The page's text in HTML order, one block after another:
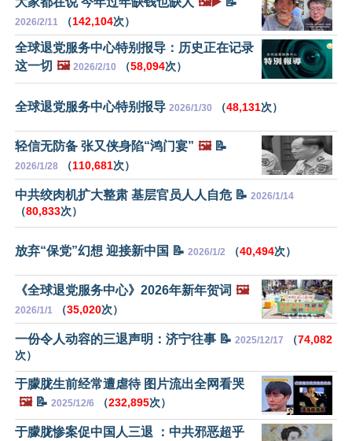
2026/2/11 （142,104次）
全球退党服务中心特别报导：历史正在记录
这一切 🖼️ 2026/2/10 （58,094次）
全球退党服务中心特别报导 2026/1/30 （48,131次）
轻信无防备 张又侠身陷“鸿门宴” 🖼️📝
2026/1/28 （110,681次）
中共绞肉机扩大整肃 基层官员人人自危 📝 2026/1/14
（80,833次）
放弃“保党”幻想 迎接新中国 📝 2026/1/2 （40,494次）
《全球退党服务中心》2026年新年贺词 🖼️
2026/1/1 （35,020次）
一份令人动容的三退声明：济宁往事 📝 2025/12/17 （74,082
次）
于朦胧生前经常遭虐待 图片流出全网看哭
🖼️📝 2025/12/6 （232,895次）
于朦胧惨案促中国人三退 ：中共邪恶超乎